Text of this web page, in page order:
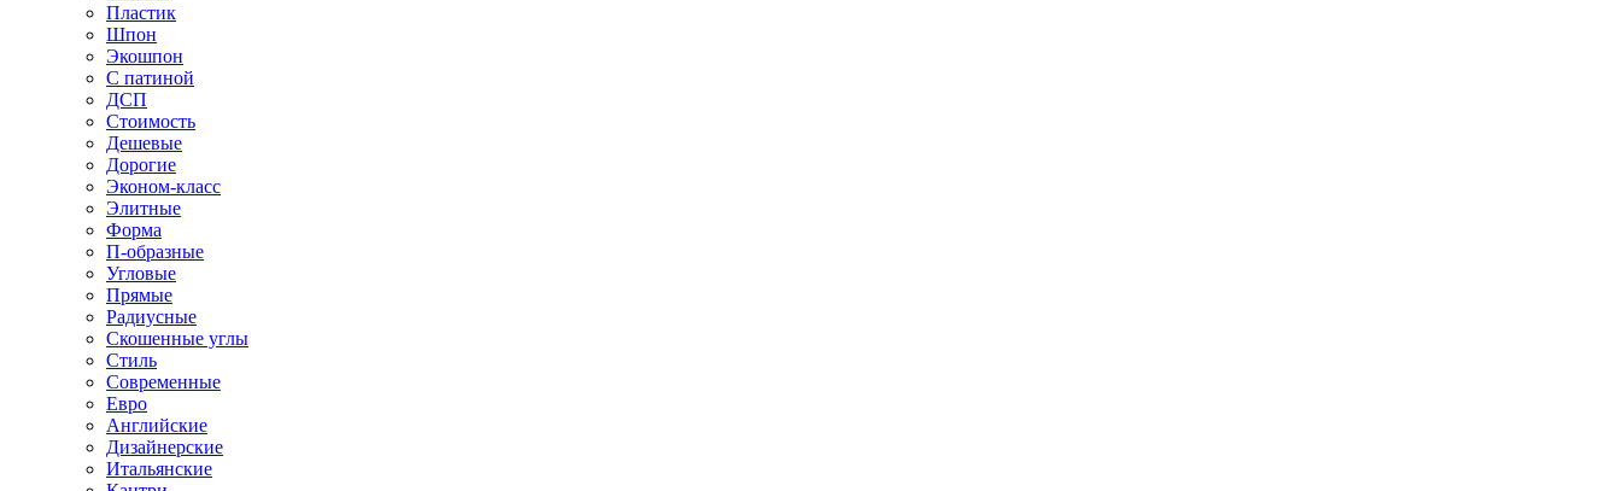
Пластик
Шпон
Экошпон
С патиной
ДСП
Стоимость
Дешевые
Дорогие
Эконом-класс
Элитные
Форма
П-образные
Угловые
Прямые
Радиусные
Скошенные углы
Стиль
Современные
Евро
Английские
Дизайнерские
Итальянские